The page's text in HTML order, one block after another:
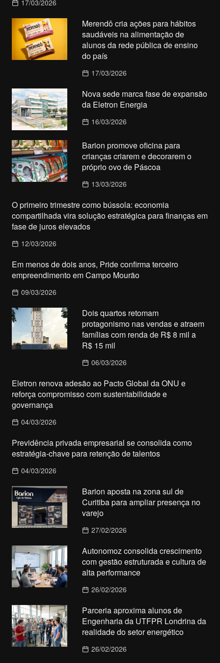
17/03/2026
Merendô cria ações para hábitos
saudáveis na alimentação de
alunos da rede pública de ensino
do país
17/03/2026
Nova sede marca fase de expansão
da Eletron Energia
16/03/2026
Barion promove oficina para
crianças criarem e decorarem o
próprio ovo de Páscoa
13/03/2026
O primeiro trimestre como bússola: economia
compartilhada vira solução estratégica para finanças em
fase de juros elevados
12/03/2026
Em menos de dois anos, Pride confirma terceiro
empreendimento em Campo Mourão
09/03/2026
Dois quartos retomam
protagonismo nas vendas e atraem
famílias com renda de R$ 8 mil a
R$ 15 mil
06/03/2026
Eletron renova adesão ao Pacto Global da ONU e
reforça compromisso com sustentabilidade e
governança
04/03/2026
Previdência privada empresarial se consolida como
estratégia-chave para retenção de talentos
04/03/2026
Barion aposta na zona sul de
Curitiba para ampliar presença no
varejo
27/02/2026
Autonomoz consolida crescimento
com gestão estruturada e cultura de
alta performance
26/02/2026
Parceria aproxima alunos de
Engenharia da UTFPR Londrina da
realidade do setor energético
26/02/2026